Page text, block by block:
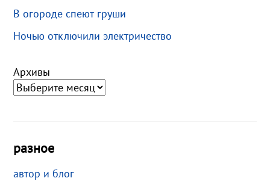
В огороде спеют груши
Ночью отключили электричество
Архивы
разное
автор и блог